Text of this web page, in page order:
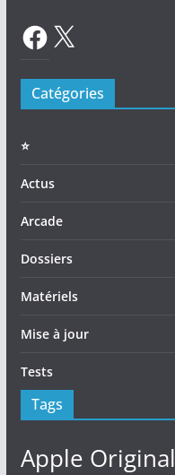
Facebook
X
Catégories
⭐️
Actus
Arcade
Dossiers
Matériels
Mise à jour
Tests
Tags
Apple Original